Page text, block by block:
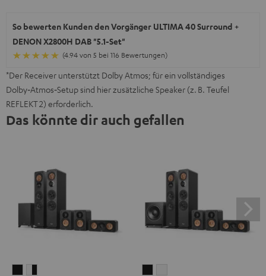
So bewerten Kunden den Vorgänger ULTIMA 40 Surround +
DENON X2800H DAB "5.1-Set"
(4.94 von 5 bei 116 Bewertungen)
*Der Receiver unterstützt Dolby Atmos; für ein vollständiges
Dolby‑Atmos‑Setup sind hier zusätzliche Speaker (z. B. Teufel
REFLEKT 2) erforderlich.
Das könnte dir auch gefallen